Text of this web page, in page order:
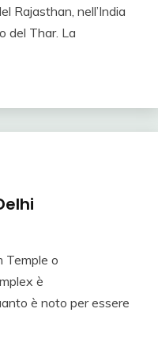
AND
INDIA,
AGENZIA
Rajasthan, nell’India
del Thar. La
Temple o
è
è noto per essere